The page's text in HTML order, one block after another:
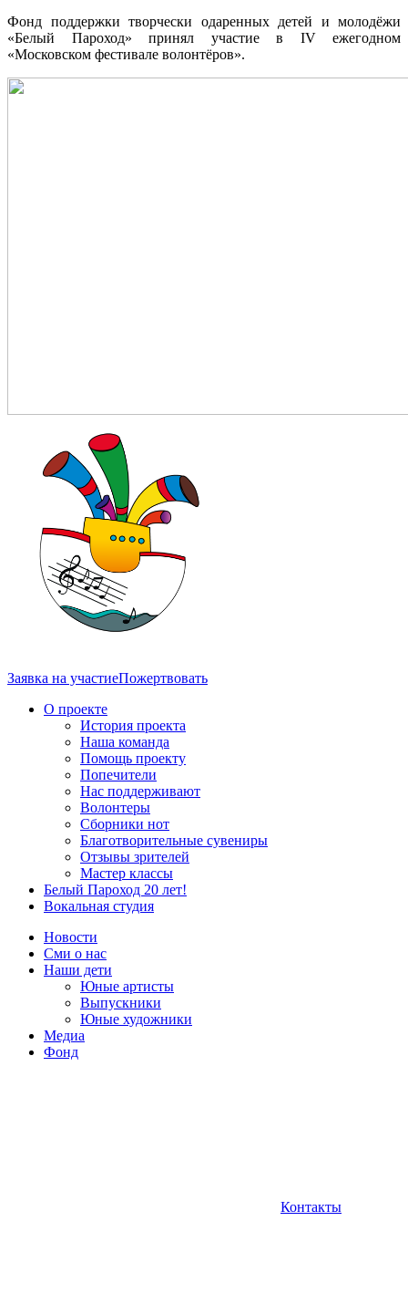
Фонд поддержки творчески одаренных детей и молодёжи
«Белый Пароход» принял участие в IV ежегодном
«Московском фестивале волонтёров».
Заявка на участиеПожертвовать
О проекте
История проекта
Наша команда
Помощь проекту
Попечители
Нас поддерживают
Волонтеры
Сборники нот
Благотворительные сувениры
Отзывы зрителей
Мастер классы
Белый Пароход 20 лет!
Вокальная студия
Новости
Сми о нас
Наши дети
Юные артисты
Выпускники
Юные художники
Медиа
Фонд
Контакты